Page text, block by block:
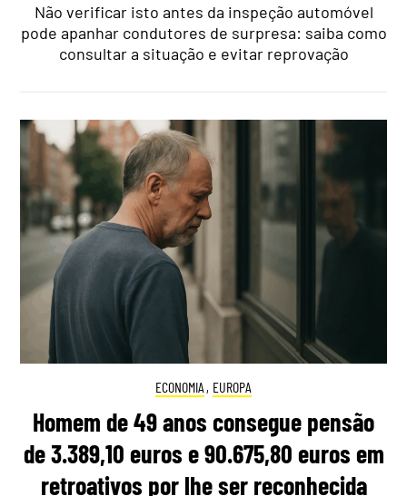
Não verificar isto antes da inspeção automóvel
pode apanhar condutores de surpresa: saiba como
consultar a situação e evitar reprovação
ECONOMIA , EUROPA
Homem de 49 anos consegue pensão
de 3.389,10 euros e 90.675,80 euros em
retroativos por lhe ser reconhecida